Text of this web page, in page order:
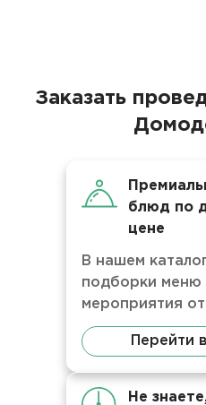
Заказать
блюд по
цене
В нашем
подборки меню
мероприятия
Перейти
Не